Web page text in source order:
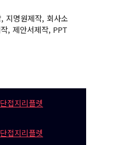
지명원제작, 회사소
, 제안서제작, PPT